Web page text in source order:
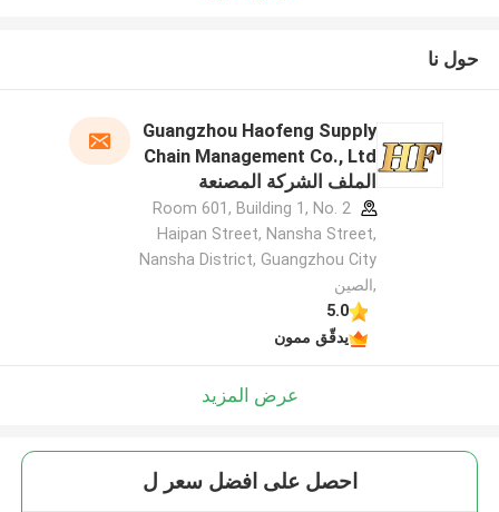
حول نا
Guangzhou Haofeng Supply
Chain Management Co., Ltd
الملف الشركة المصنعة
Room 601, Building 1, No. 2
Haipan Street, Nansha Street,
Nansha District, Guangzhou City
,الصين
5.0
يدقّق ممون
عرض المزيد
احصل على افضل سعر ل